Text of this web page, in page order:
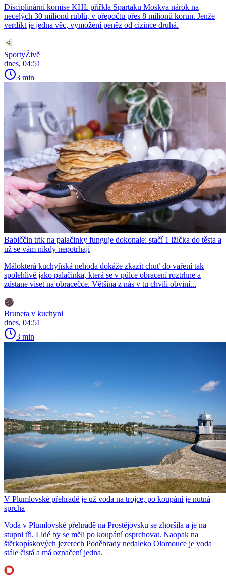
Disciplinární komise KHL přiřkla Spartaku Moskva nárok na
necelých 30 milionů rublů, v přepočtu přes 8 milionů korun. Jenže
verdikt je jedna věc, vymožení peněz od cizince druhá.
SportyŽivě
dnes, 04:51
3 min
Babiččin trik na palačinky funguje dokonale: stačí 1 lžička do těsta a
už se vám nikdy nepotrhají
Málokterá kuchyňská nehoda dokáže zkazit chuť do vaření tak
spolehlivě jako palačinka, která se v půlce obracení roztrhne a
zůstane viset na obracečce. Většina z nás v tu chvíli obviní...
Bruneta v kuchyni
dnes, 04:51
3 min
V Plumlovské přehradě je už voda na trojce, po koupání je nutná
sprcha
Voda v Plumlovské přehradě na Prostějovsku se zhoršila a je na
stupni tři. Lidé by se měli po koupání osprchovat. Naopak na
štěrkopískových jezerech Poděbrady nedaleko Olomouce je voda
stále čistá a má označení jedna.